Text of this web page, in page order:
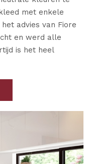
met enkele
advies van Fiore
en werd alle
is het heel